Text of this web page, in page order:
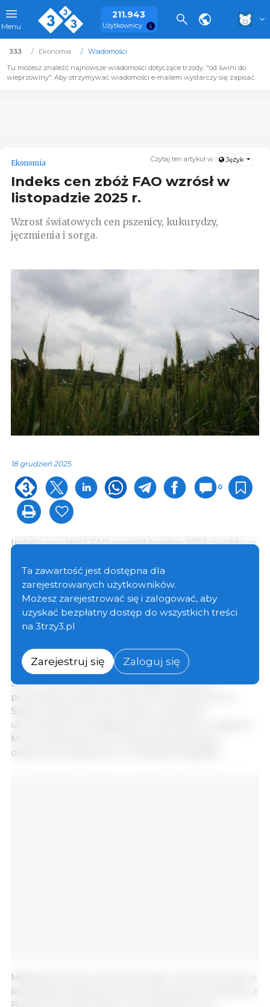
Menu
211.943
Użytkownicy
333 Ekonomia
Wiadomości
Tu możesz znaleźć najnowsze wiadomości dotyczące trzody, "od świni do
wieprzowiny". Aby otrzymywać wiadomości e-mailem wystarczy się zapisać.
Czytaj ten artykuł w: Język
Ekonomia
Indeks cen zbóż FAO wzrósł w
listopadzie 2025 r.
Wzrost światowych cen pszenicy, kukurydzy,
jęczmienia i sorga.
18 grudzień 2025
0
Indeks cen zbóż FAO wyniósł średnio 105,5 punktu w
porównaniu z październikiem, pozostając jednak o
5,9 punktu (5,3%) poniżej poziomu sprzed roku.
Pomimo ogólnie komfortowej sytuacji podażowej
oraz doniesień o dobrych zbiorach w Argentynie i
listopadzie o 2,5%, choć nadal pozostawały na
poziomach notowanych ostatnio w pierwszej połowie
2020 r. Rynek pszenicy był wspierany przez
potencjalne zainteresowanie Chin dostawami ze
Stanów Zjednoczonych, obawy związane z
utrzymującymi się działaniami wojennymi w regionie
Morza Czarnego oraz oczekiwania dotyczące
ograniczenia zasiewów w Federacji Rosyjskiej.
Międzynarodowe ceny kukurydzy również wzrosły w
listopadzie, wspierane przez silny popyt na dostawy z
Ta zawartość jest dostępna dla
zarejestrowanych użytkowników.
Możesz zarejestrować się i zalogować, aby
uzyskać bezpłatny dostęp do wszystkich treści
na 3trzy3.pl
Zarejestruj się Zaloguj się